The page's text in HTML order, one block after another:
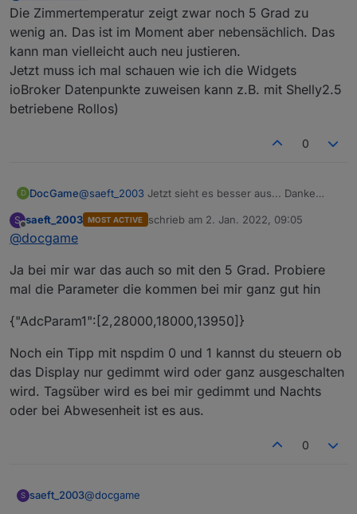
Dieautoexec.behat bei mir und vielen anderen
auch nicht funktioniert. Was mir geholen hat, ich
habe die Datei nspanel.beinautoexec.be
umbenannt.
Du musst auch noch die location setzen.
Die Zimmertemperatur zeigt zwar noch 5 Grad zu
wenig an. Das ist im Moment aber nebensächlich. Das
kann man vielleicht auch neu justieren.
Jetzt muss ich mal schauen wie ich die Widgets
ioBroker Datenpunkte zuweisen kann z.B. mit Shelly2.5
betriebene Rollos)
0
D DocGame@saeft_2003 Jetzt sieht es besser aus... Danke
wenig an. Das ist im Moment aber nebensächlich.
ioBroker Datenpunkte zuweisen kann z.B. mit
Shelly2.5 betriebene Rollos)
S
Offline
saeft_2003 MOST ACTIVE schrieb am 2. Jan. 2022, 09:05
zuletzt editiert von
@docgame
Ja bei mir war das auch so mit den 5 Grad. Probiere
mal die Parameter die kommen bei mir ganz gut hin
{"AdcParam1":[2,28000,18000,13950]}
Noch ein Tipp mit nspdim 0 und 1 kannst du steuern ob
das Display nur gedimmt wird oder ganz ausgeschalten
wird. Tagsüber wird es bei mir gedimmt und Nachts
oder bei Abwesenheit ist es aus.
0
S saeft_2003@docgame